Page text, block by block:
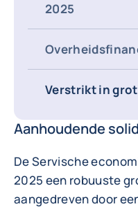
2025
Verstrikt in
Aanhoudende
De Servische
2025 een robuuste
aangedreven door